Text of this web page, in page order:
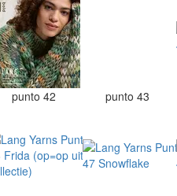
punto 42 punto 43